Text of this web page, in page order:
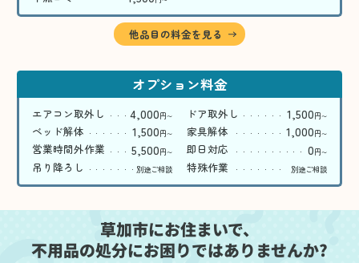
他品目の料金を見る
オプション料金
エアコン取外し 4,000円〜 ドア取外し 1,500円〜
ベッド解体 1,500円〜 家具解体 1,000円〜
営業時間外作業 5,500円〜 即日対応 0円〜
吊り降ろし 別途ご相談 特殊作業 別途ご相談
草加市にお住まいで、
不用品の処分にお困りではありませんか?